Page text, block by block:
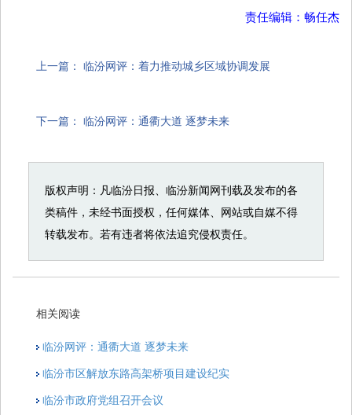
责任编辑：畅任杰
上一篇： 临汾网评：着力推动城乡区域协调发展
下一篇： 临汾网评：通衢大道 逐梦未来
版权声明：凡临汾日报、临汾新闻网刊载及发布的各
类稿件，未经书面授权，任何媒体、网站或自媒不得
转载发布。若有违者将依法追究侵权责任。
相关阅读
临汾网评：通衢大道 逐梦未来
临汾市区解放东路高架桥项目建设纪实
临汾市政府党组召开会议